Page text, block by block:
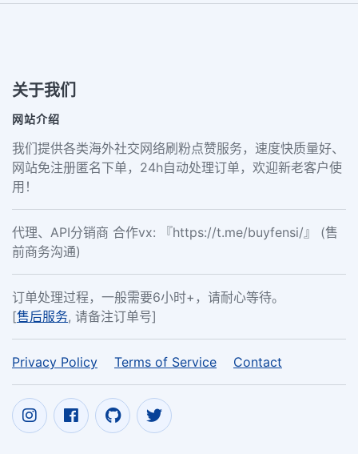
关于我们
网站介绍
我们提供各类海外社交网络刷粉点赞服务，速度快质量好、
网站免注册匿名下单，24h自动处理订单，欢迎新老客户使
用！
代理、API分销商 合作vx: 『https://t.me/buyfensi/』 (售
前商务沟通)
订单处理过程，一般需要6小时+，请耐心等待。
[售后服务, 请备注订单号]
Privacy Policy Terms of Service Contact